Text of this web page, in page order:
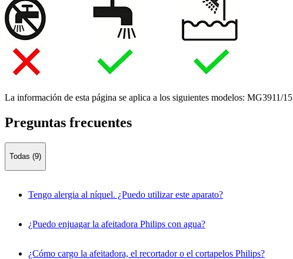
La información de esta página se aplica a los siguientes modelos: MG3911/15
Preguntas frecuentes
Todas (9)
Tengo alergia al níquel. ¿Puedo utilizar este aparato?
¿Puedo enjuagar la afeitadora Philips con agua?
¿Cómo cargo la afeitadora, el recortador o el cortapelos Philips?